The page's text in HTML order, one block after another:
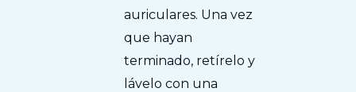
auriculares. Una vez
que hayan
terminado, retírelo y
lávelo con una